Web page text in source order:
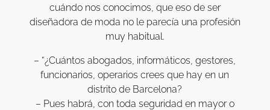
cuándo nos conocimos, que eso de ser
diseñadora de moda no le parecía una profesión
muy habitual.
– “¿Cuántos abogados, informáticos, gestores,
funcionarios, operarios crees que hay en un
distrito de Barcelona?
– Pues habrá, con toda seguridad en mayor o